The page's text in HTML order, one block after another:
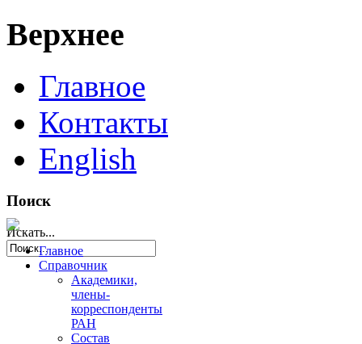
Верхнее
Главное
Контакты
English
Поиск
Искать...
Главное
Справочник
Академики,
члены-
корреспонденты
РАН
Состав